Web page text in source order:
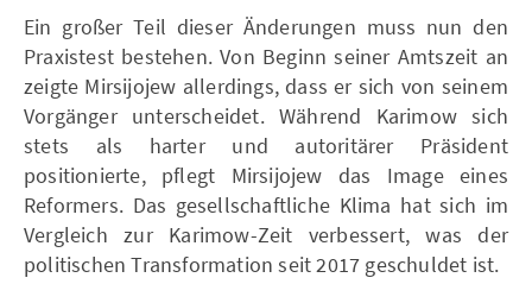
Ein großer Teil dieser Änderungen muss nun den
Praxistest bestehen. Von Beginn seiner Amtszeit an
zeigte Mirsijojew allerdings, dass er sich von seinem
Vorgänger unterscheidet. Während Karimow sich
stets als harter und autoritärer Präsident
positionierte, pflegt Mirsijojew das Image eines
Reformers. Das gesellschaftliche Klima hat sich im
Vergleich zur Karimow-Zeit verbessert, was der
politischen Transformation seit 2017 geschuldet ist.